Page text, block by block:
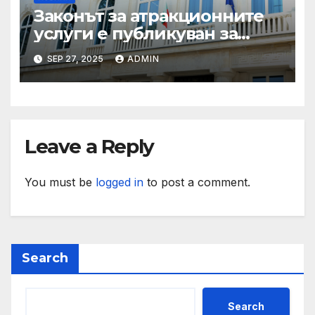
Законът за атракционните
услуги е публикуван за
обществено обсъждане
SEP 27, 2025 ADMIN
Leave a Reply
You must be logged in to post a comment.
Search
Search